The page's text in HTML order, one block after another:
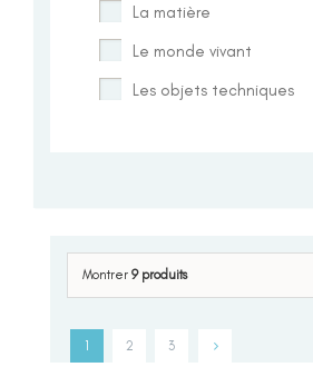
Montrer 9 produits
1 2 3
La matière
Le monde vivant
Les objets techniques